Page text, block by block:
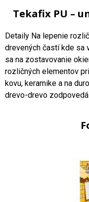
Tekafix PU –
Detaily Na lepenie
drevených častí kde sa
sa na zostavovanie
rozličných elementov
kovu, keramike a na
drevo-drevo